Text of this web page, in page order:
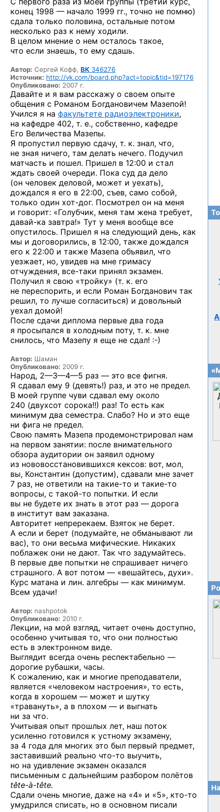
конец 1998 — начало 1999 гг., точно не помню)
сдала только половина, остальные потом
несколько раз к нему ходили.
В целом мнение о нем осталось такое,
что если знаешь, то ему сдашь.
Автор: Сергей Кофф, ВК 346276
Источник: http://vk.com/board.php?act=topic&tid=197176
Опубликовано: 2007 г.
Давайте и я вам расскажу о своем опыте
общения с Романом Богдановичем Мазепой!
Учился я на факультете радиоэлектроники,
на кафедре 402, т. е., собственно, кафедре
Его Величества Мазепы.
Я пропустил первую сдачу, т. к. знал, что,
не зная ничего, там делать нечего. Подучил
матчасть и пошел. Пришел в 12:00 и стал
ждать своей очереди. Пока суд да дело
(он человек деловой, может и уехать),
дождался я его в 22:00, съев, само собой,
только один хот-дог. Посмотрел он на меня
и говорит: «Голубчик, меня там жена требует,
давай-ка завтра!» Тут у меня вообще все
опустилось. Пришел я на следующий день, как
мы и договорились, в 12:00, также дождался
его к 22:00 и также Мазепа объявил, что
уезжает, но, увидев на мне гримасу
отчуждения, все-таки принял экзамен.
Получил я свою «тройку» (т. к. его
не переспорить, и если Роман Богданович так
решил, то лучше согласиться) и довольный
уехал домой!
После сдачи диплома первые два года
я просыпался в холодным поту, т. к. мне
снилось, что Мазепу я еще не сдал! :-)
Автор: Шаман
Опубликовано: 2009 г.
Народ, 2—3—4—5 раз — это все фигня.
Я сдавал ему 9 (девять!) раз, и это не предел.
В моей группе чуви сдавал ему около
240 (двухсот сорока!!) раз! То есть как
минимум два семестра. Слабо? Но и это еще
ни фига не предел.
Свою память Мазепа продемонстрировал нам
на первом занятии: после внимательного
обзора аудитории он заявил одному
из нововосстановившихся кексов: вот, мол,
вы, Константин (допустим), сдавали мне зачет
7 раз, не ответили на такие-то и такие-то
вопросы, с такой-то попытки. И если
вы не будете их знать в этот раз — дорога
в институт вам заказана.
Авторитет непререкаем. Взяток не берет.
А если и берет (подумайте, не обманывают ли
вас), то они весьма мифические. Никаких
поблажек они не дают. Так что задумайтесь.
В первые две попытки не спрашивает ничего
страшного. А вот потом — «вешайтесь, духи».
Курс матана и лин. алгебры — как минимум.
Всем удачи!
Автор: nashpotok
Опубликовано: 2010 г.
Лекции, на мой взгляд, читает очень доступно,
особенно учитывая то, что они полностью
есть в электронном виде.
Выглядит всегда очень респектабельно —
дорогие рубашки, часы.
К сожалению, как и многие преподаватели,
является «человеком настроения», то есть,
когда в хорошем — может и шутку
«травануть», а в плохом — и выгнать
ни за что.
Учитывая опыт прошлых лет, наш поток
усиленно готовился к устному экзамену,
за 4 года для многих это был первый предмет,
заставивший реально что-то выучить,
но на удивление экзамен оказался
письменным с дальнейшим разбором полётов
tête-à-tête.
Сдали очень многие, даже на «4» и «5», кто-то
умудрился списать, но в основном писали